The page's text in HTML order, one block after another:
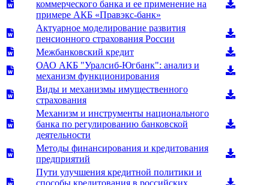
коммерческого банка и ее применение на
примере АКБ «Правэкс-банк»
Актуарное моделирование развития
пенсионного страхования России
Межбанковский кредит
ОАО АКБ "Уралсиб-Югбанк": анализ и
механизм функционирования
Виды и механизмы имущественного
страхования
Механизм и инструменты национального
банка по регулированию банковской
деятельности
Методы финансирования и кредитования
предприятий
Пути улучшения кредитной политики и
способы кредитования в российских